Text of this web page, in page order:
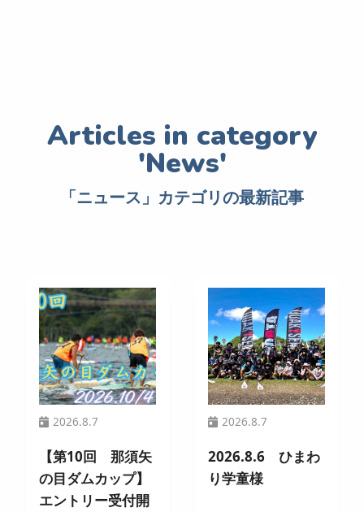
「ニュース」カテゴリの最新記事
2026.8.7
【第10回 那須矢
の目ダムカップ】
エントリー受付開
2026.8.7
2026.8.6 ひまわ
り学童様